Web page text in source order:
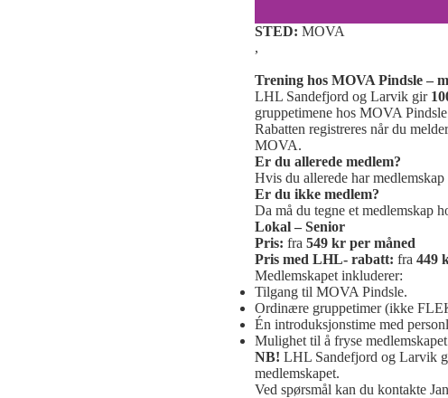
STED: MOVA
,
Trening hos MOVA Pindsle –
LHL Sandefjord og Larvik gir
gruppetimene hos MOVA
Rabatten registreres når du
MOVA.
Er du allerede medlem?
Hvis du allerede har
Er du ikke medlem?
Da må du tegne et medlemskap
Lokal – Senior
Pris: fra 549 kr per måned
Pris med LHL- rabatt: fra 449
Medlemskapet inkluderer:
Tilgang til MOVA Pindsle.
Ordinære gruppetimer (ikke
Én introduksjonstime med
Mulighet til å fryse
NB! LHL Sandefjord og Larvik
medlemskapet.
Ved spørsmål kan du kontakte